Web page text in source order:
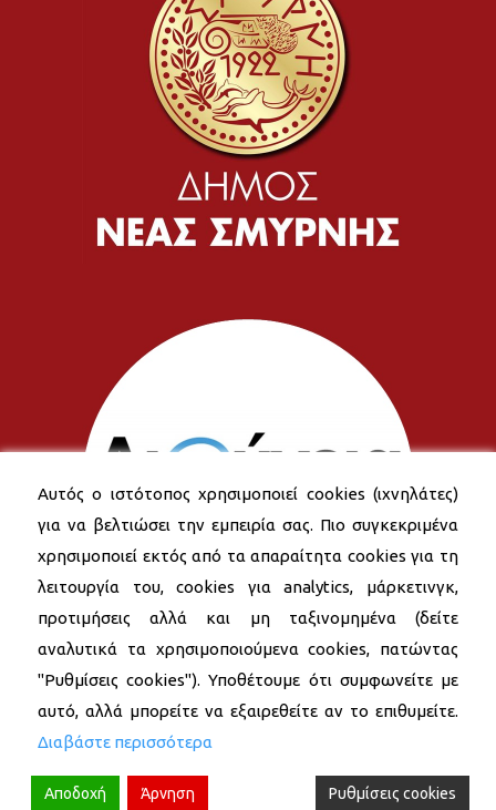
© 2026 Δήμος Νέας Σμύρνης
Αυτός ο ιστότοπος χρησιμοποιεί cookies (ιχνηλάτες)
για να βελτιώσει την εμπειρία σας. Πιο συγκεκριμένα
χρησιμοποιεί εκτός από τα απαραίτητα cookies για τη
λειτουργία του, cookies για analytics, μάρκετινγκ,
προτιμήσεις αλλά και μη ταξινομημένα (δείτε
αναλυτικά τα χρησιμοποιούμενα cookies, πατώντας
"Ρυθμίσεις cookies"). Υποθέτουμε ότι συμφωνείτε με
αυτό, αλλά μπορείτε να εξαιρεθείτε αν το επιθυμείτε.
Διαβάστε περισσότερα
Αποδοχή Άρνηση Ρυθμίσεις cookies